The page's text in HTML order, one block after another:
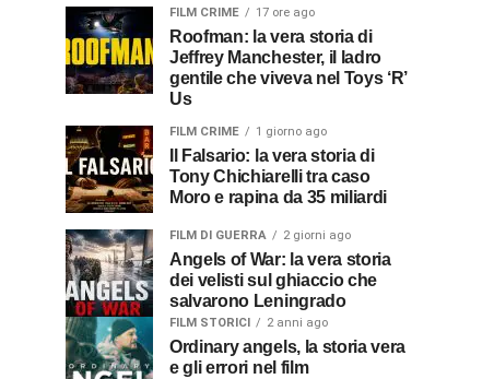
FILM CRIME 17 ore ago
Roofman: la vera storia di
Jeffrey Manchester, il ladro
gentile che viveva nel Toys ‘R’
Us
FILM CRIME 1 giorno ago
Tony Chichiarelli tra caso
Moro e rapina da 35 miliardi
FILM DI GUERRA 2 giorni ago
Angels of War: la vera storia
dei velisti sul ghiaccio che
salvarono Leningrado
FILM STORICI 2 anni ago
Ordinary angels, la storia vera
e gli errori nel film